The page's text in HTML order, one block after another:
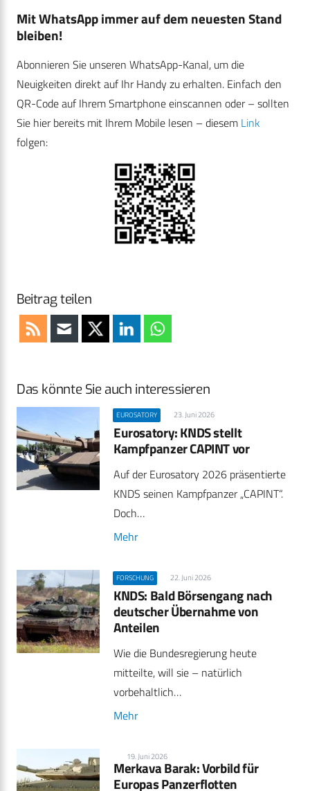
Mit WhatsApp immer auf dem neuesten Stand
bleiben!
Abonnieren Sie unseren WhatsApp-Kanal, um die
Neuigkeiten direkt auf Ihr Handy zu erhalten. Einfach den
QR-Code auf Ihrem Smartphone einscannen oder – sollten
Sie hier bereits mit Ihrem Mobile lesen – diesem Link
folgen:
Beitrag teilen
Das könnte Sie auch interessieren
EUROSATORY 23. Juni 2026
Eurosatory: KNDS stellt
Kampfpanzer CAPINT vor
Auf der Eurosatory 2026 präsentierte
KNDS seinen Kampfpanzer „CAPINT“.
Doch…
Mehr
FORSCHUNG 22. Juni 2026
KNDS: Bald Börsengang nach
deutscher Übernahme von
Anteilen
Wie die Bundesregierung heute
mitteilte, will sie – natürlich
vorbehaltlich…
Mehr
19. Juni 2026
Merkava Barak: Vorbild für
Europas Panzerflotten